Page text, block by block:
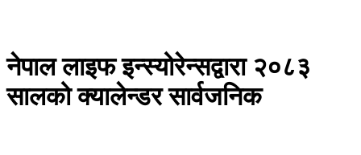
नेपाल लाइफ इन्स्योरेन्सद्वारा २०८३
सालको क्यालेन्डर सार्वजनिक